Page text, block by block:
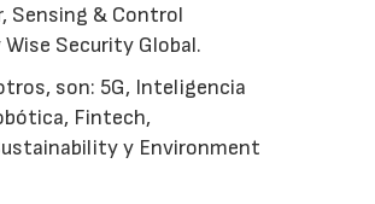
Sensing & Control
Security Global.
son: 5G, Inteligencia
Fintech,
y Environment